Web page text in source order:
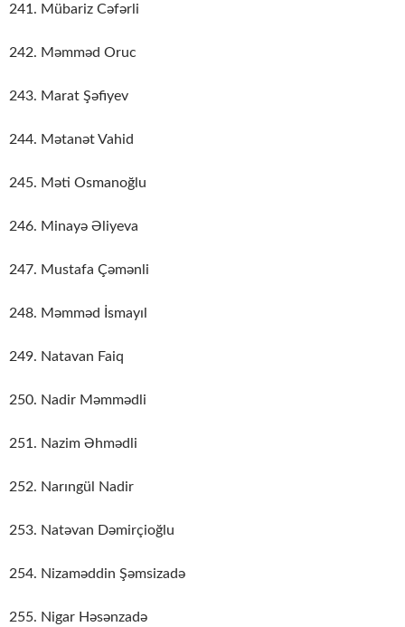
241. Mübariz Cəfərli
242. Məmməd Oruc
243. Marat Şəfiyev
244. Mətanət Vahid
245. Məti Osmanoğlu
246. Minayə Əliyeva
247. Mustafa Çəmənli
248. Məmməd İsmayıl
249. Natavan Faiq
250. Nadir Məmmədli
251. Nazim Əhmədli
252. Narıngül Nadir
253. Natəvan Dəmirçioğlu
254. Nizaməddin Şəmsizadə
255. Nigar Həsənzadə